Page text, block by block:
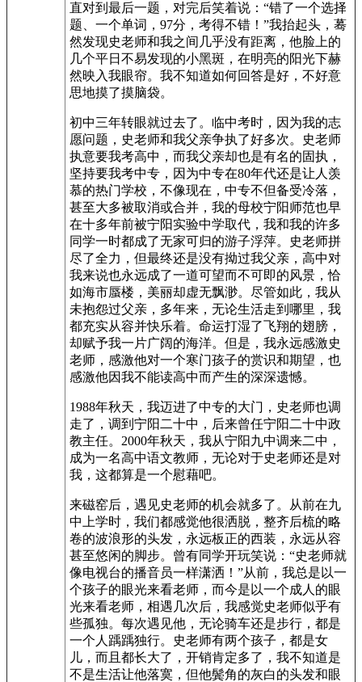
直对到最后一题，对完后笑着说：“错了一个选择
题、一个单词，97分，考得不错！”我抬起头，蓦
然发现史老师和我之间几乎没有距离，他脸上的
几个平日不易发现的小黑斑，在明亮的阳光下赫
然映入我眼帘。我不知道如何回答是好，不好意
思地摸了摸脑袋。
初中三年转眼就过去了。临中考时，因为我的志
愿问题，史老师和我父亲争执了好多次。史老师
执意要我考高中，而我父亲却也是有名的固执，
坚持要我考中专，因为中专在80年代还是让人羡
慕的热门学校，不像现在，中专不但备受冷落，
甚至大多被取消或合并，我的母校宁阳师范也早
在十多年前被宁阳实验中学取代，我和我的许多
同学一时都成了无家可归的游子浮萍。史老师拼
尽了全力，但最终还是没有拗过我父亲，高中对
我来说也永远成了一道可望而不可即的风景，恰
如海市蜃楼，美丽却虚无飘渺。尽管如此，我从
未抱怨过父亲，多年来，无论生活走到哪里，我
都充实从容并快乐着。命运打湿了飞翔的翅膀，
却赋予我一片广阔的海洋。但是，我永远感激史
老师，感激他对一个寒门孩子的赏识和期望，也
感激他因我不能读高中而产生的深深遗憾。
1988年秋天，我迈进了中专的大门，史老师也调
走了，调到宁阳二十中，后来曾任宁阳二十中政
教主任。2000年秋天，我从宁阳九中调来二中，
成为一名高中语文教师，无论对于史老师还是对
我，这都算是一个慰藉吧。
来磁窑后，遇见史老师的机会就多了。从前在九
中上学时，我们都感觉他很洒脱，整齐后梳的略
卷的波浪形的头发，永远板正的西装，永远从容
甚至悠闲的脚步。曾有同学开玩笑说：“史老师就
像电视台的播音员一样潇洒！”从前，我总是以一
个孩子的眼光来看老师，而今是以一个成人的眼
光来看老师，相遇几次后，我感觉史老师似乎有
些孤独。每次遇见他，无论骑车还是步行，都是
一个人踽踽独行。史老师有两个孩子，都是女
儿，而且都长大了，开销肯定多了，我不知道是
不是生活让他落寞，但他鬓角的灰白的头发和眼